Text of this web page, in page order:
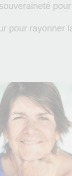
pour rayonner